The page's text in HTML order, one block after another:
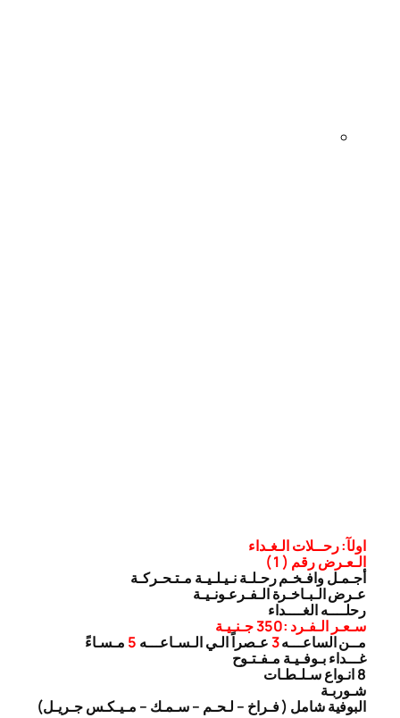
اولآ: رحــلات الـغـداء
الـعـرض رقم ( 1 )
أجـمـل وافـخـم رحـلـة نـيـلـيـة مـتـحـركـة
عـرض الـبـاخـرة الـفـرعـونـيـة
رحلــــه الغــــداء
سـعـر الـفـرد :350 جـنـيـة
مــن الساعـــه3عـصراً الـي الـسـاعـــه 5 مـسـاءً
غـــداء بـوفـيـة مـفـتـوح
8 انـواع سـلـطـات
شـوربـة
البوفية شامل ( فـراخ – لـحـم – سـمـك – مـيـكـس جـريـل)